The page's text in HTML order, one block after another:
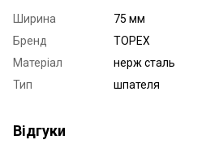
Ширина
75 мм
Бренд
TOPEX
Матеріал
нерж сталь
Тип
шпателя
Відгуки